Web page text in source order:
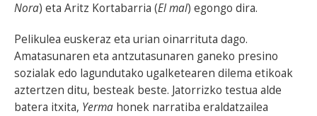
Nora) eta Aritz Kortabarria (El mal) egongo dira.
Pelikulea euskeraz eta urian oinarrituta dago.
Amatasunaren eta antzutasunaren ganeko presino
sozialak edo lagundutako ugalketearen dilema etikoak
aztertzen ditu, besteak beste. Jatorrizko testua alde
batera itxita, Yerma honek narratiba eraldatzailea